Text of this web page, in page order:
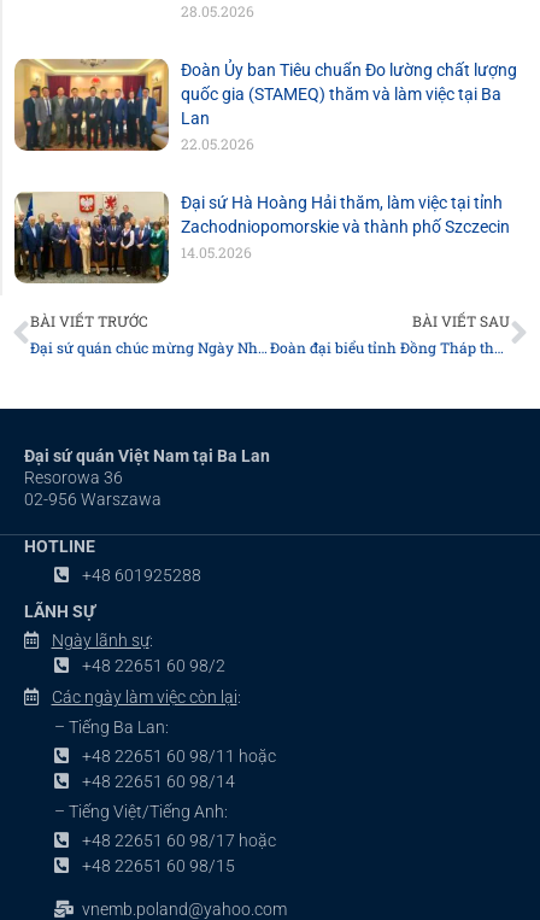
28.05.2026
Đoàn Ủy ban Tiêu chuẩn Đo lường chất lượng
quốc gia (STAMEQ) thăm và làm việc tại Ba
Lan
22.05.2026
Đại sứ Hà Hoàng Hải thăm, làm việc tại tỉnh
Zachodniopomorskie và thành phố Szczecin
14.05.2026
Prev
BÀI VIẾT TRƯỚC
Đại sứ quán chúc mừng Ngày Nhà giáo Việt Nam 20.11
BÀI VIẾT SAU
Đoàn đại biểu tỉnh Đồng Tháp thăm và làm việc với Đại sứ quán Việt Nam tại Ba Lan
Đại sứ quán Việt Nam tại Ba Lan
Resorowa 36
02-956 Warszawa
HOTLINE
+48 601925288
LÃNH SỰ
Ngày lãnh sự:
+48 22651 60 98/2
Các ngày làm việc còn lại:
– Tiếng Ba Lan:
+48 22651 60 98/11 hoặc
+48 22651 60 98/14
– Tiếng Việt/Tiếng Anh:
+48 22651 60 98/17 hoặc
+48 22651 60 98/15
vnemb.poland@yahoo.com